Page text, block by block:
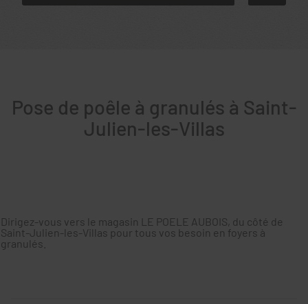
Pose de poêle à granulés à Saint-
Julien-les-Villas
Dirigez-vous vers le magasin LE POELE AUBOIS, du côté de
Saint-Julien-les-Villas pour tous vos besoin en foyers à
granulés.